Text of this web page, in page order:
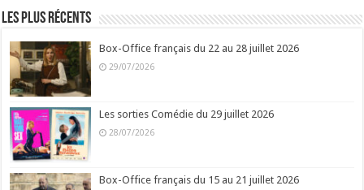
Les plus récents
Box-Office français du 22 au 28 juillet 2026
29/07/2026
Les sorties Comédie du 29 juillet 2026
28/07/2026
Box-Office français du 15 au 21 juillet 2026